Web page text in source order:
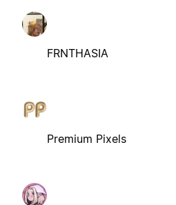
FRNTHASIA
Premium Pixels